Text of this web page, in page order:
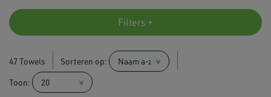
Filters +
47 Towels Sorteren op:
Toon: